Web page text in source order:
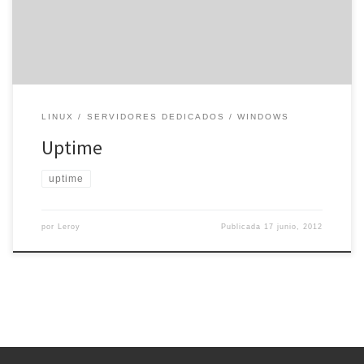
LINUX SERVIDORES DEDICADOS WINDOWS
Uptime
uptime
por Leroy Publicada 17 junio, 2012